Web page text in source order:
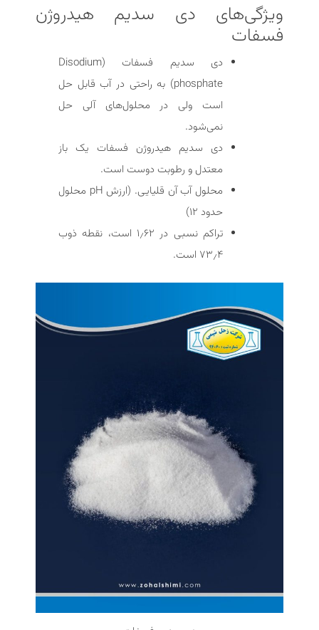
ویژگی‌های دی سدیم هیدروژن
فسفات
دی سدیم فسفات (Disodium
phosphate) به راحتی در آب قابل حل
است ولی در محلول‌های آلی حل
نمی‌شود.
دی سدیم هیدروژن فسفات یک باز
معتدل و رطوبت دوست است.
محلول آب آن قلیایی. (ارزش pH محلول
حدود ۱۲)
تراکم نسبی در ۱٫۶۲ است، نقطه ذوب
۷۳٫۴ است.